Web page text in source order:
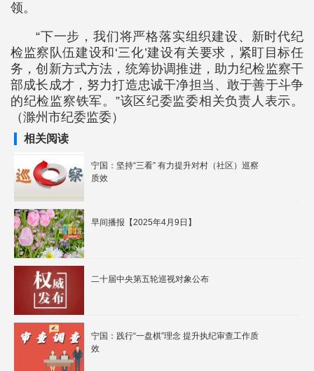
领。
“下一步，我们将严格落实组织建设、新时代纪
检监察队伍建设和‘三化’建设有关要求，紧盯目标任
务，创新方式方法，统筹协调推进，助力纪检监察干
部成长成才，努力打造忠诚干净担当、敢于善于斗争
的纪检监察铁军。”该区纪委监委相关负责人表示。
（滁州市纪委监委）
相关阅读
宁国：坚持“三看” 有力提升对村（社区）巡察
质效
早间播报【2025年4月9日】
二十届中央第五轮巡视对象公布
宁国：践行“一盘棋”理念 提升执纪审查工作质
效